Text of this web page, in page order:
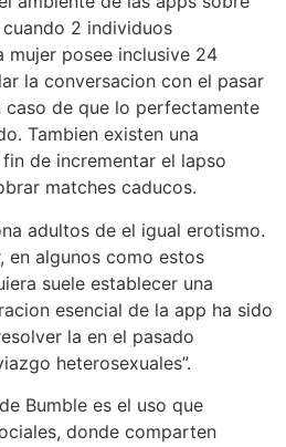
2 individuos
mujer posee inclusive 24
la conversacion con el pasar
de que lo perfectamente
Tambien existen una
de incrementar el lapso
matches caducos.
adultos de el igual erotismo.
en algunos como estos
suele establecer una
esencial de la app ha sido
la en el pasado
heterosexuales”.
Bumble es el uso que
donde comparten